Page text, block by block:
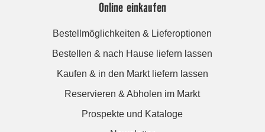
Online einkaufen
Bestellmöglichkeiten & Lieferoptionen
Bestellen & nach Hause liefern lassen
Kaufen & in den Markt liefern lassen
Reservieren & Abholen im Markt
Prospekte und Kataloge